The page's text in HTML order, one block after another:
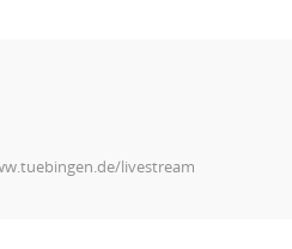
livestream